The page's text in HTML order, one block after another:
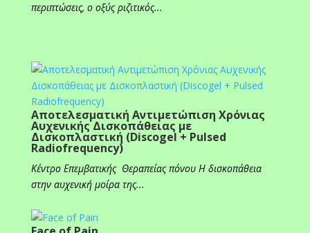
περιπτώσεις, ο οξύς ριζιτικός...
Αποτελεσματική Αντιμετώπιση Χρόνιας
Αυχενικής Δισκοπάθειας με
Δισκοπλαστική (Discogel + Pulsed
Radiofrequency)
Κέντρο Επεμβατικής Θεραπείας πόνου Η δισκοπάθεια
στην αυχενική μοίρα της...